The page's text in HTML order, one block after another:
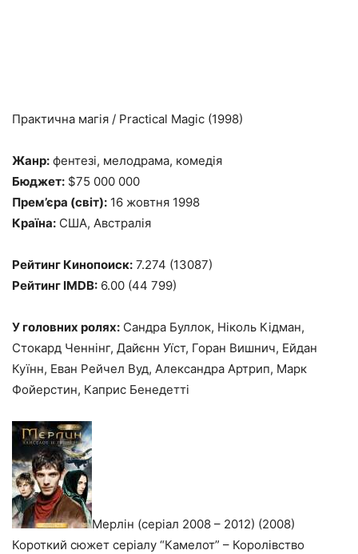
Практична магія / Practical Magic (1998)
Жанр: фентезі, мелодрама, комедія
Бюджет: $75 000 000
Прем’єра (світ): 16 жовтня 1998
Країна: США, Австралія
Рейтинг Кинопоиск: 7.274 (13087)
Рейтинг IMDB: 6.00 (44 799)
У головних ролях: Сандра Буллок, Ніколь Кідман,
Стокард Ченнінг, Дайєнн Уїст, Горан Вишнич, Ейдан
Куїнн, Еван Рейчел Вуд, Александра Артрип, Марк
Фойерстин, Каприс Бенедетті
Мерлін (серіал 2008 – 2012) (2008)
Короткий сюжет серіалу “Камелот” – Королівство